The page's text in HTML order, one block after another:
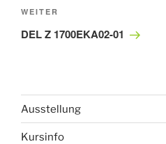
Nächster
Beitrag
WEITER
DEL Z 1700EKA02-01
Ausstellung
Kursinfo